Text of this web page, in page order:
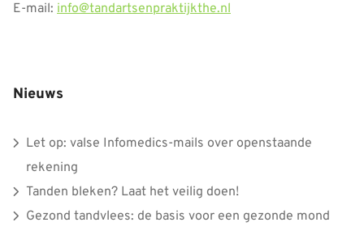
E-mail: info@tandartsenpraktijkthe.nl
Nieuws
Let op: valse Infomedics-mails over openstaande
rekening
Tanden bleken? Laat het veilig doen!
Gezond tandvlees: de basis voor een gezonde mond